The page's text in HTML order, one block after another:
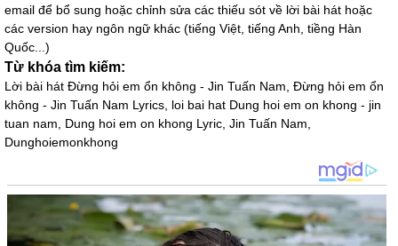
Duy 10/11/24 13:31
hay v
Duy 10/11/24 13:30
hay đấy
Đức chị tuyền
18/10/24 20:03
hay lam a
email để bổ sung hoặc chỉnh sửa các thiếu sót về lời bài hát hoặc
các version hay ngôn ngữ khác (tiếng Việt, tiếng Anh, tiềng Hàn
Quốc...)
Từ khóa tìm kiếm:
Lời bài hát Đừng hỏi em ổn không - Jin Tuấn Nam, Đừng hỏi em ổn
không - Jin Tuấn Nam Lyrics, loi bai hat Dung hoi em on khong - jin
tuan nam, Dung hoi em on khong Lyric, Jin Tuấn Nam,
Dunghoiemonkhong